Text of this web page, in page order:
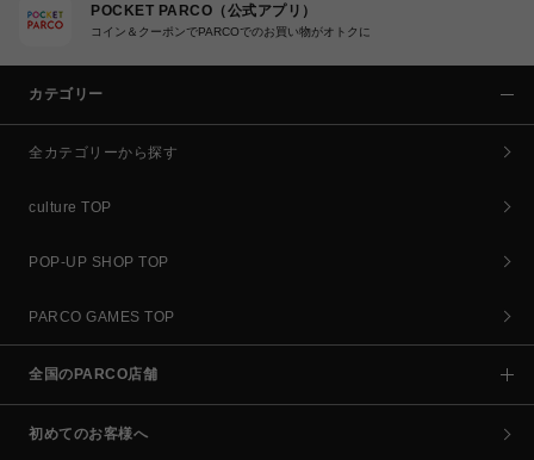
POCKET PARCO（公式アプリ）
コイン＆クーポンでPARCOでのお買い物がオトクに
カテゴリー
全カテゴリーから探す
culture TOP
POP-UP SHOP TOP
PARCO GAMES TOP
全国のPARCO店舗
初めてのお客様へ